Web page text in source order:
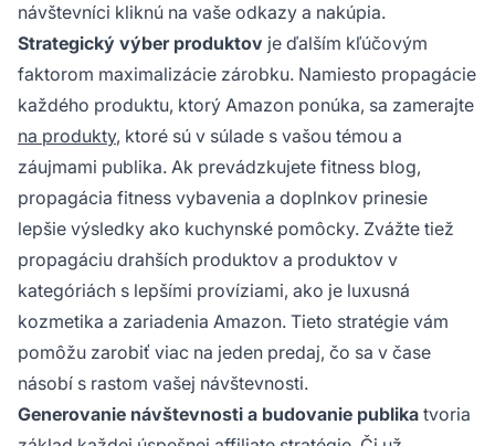
návštevníci kliknú na vaše odkazy a nakúpia.
Strategický výber produktov je ďalším kľúčovým
faktorom maximalizácie zárobku. Namiesto propagácie
každého produktu, ktorý Amazon ponúka, sa zamerajte
na produkty, ktoré sú v súlade s vašou témou a
záujmami publika. Ak prevádzkujete fitness blog,
propagácia fitness vybavenia a doplnkov prinesie
lepšie výsledky ako kuchynské pomôcky. Zvážte tiež
propagáciu drahších produktov a produktov v
kategóriách s lepšími províziami, ako je luxusná
kozmetika a zariadenia Amazon. Tieto stratégie vám
pomôžu zarobiť viac na jeden predaj, čo sa v čase
násobí s rastom vašej návštevnosti.
Generovanie návštevnosti a budovanie publika tvoria